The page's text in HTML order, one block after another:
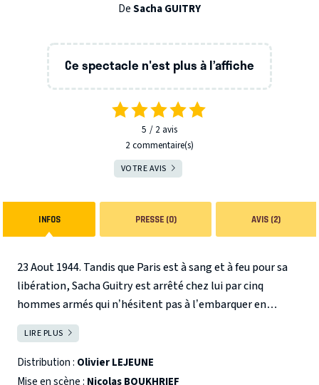
DeSacha GUITRY
Ce spectacle n'est plus à l’affiche
5 2 avis
2 commentaire(s)
VOTRE AVIS
INFOS PRESSE (0) AVIS (2)
23 Aout 1944. Tandis que Paris est à sang et à feu pour sa
libération, Sacha Guitry est arrêté chez lui par cinq
hommes armés qui n’hésitent pas à l’embarquer en
pyjama. Accusé de collaboration par la rumeur publique,
Sacha va être incarcéré deux mois dans des geôles
sordides, sans jamais pouvoir se défendre ni plaider son
innocence. S’ensuit une descente aux enfers - car plusieurs
LIRE PLUS
Distribution : Olivier LEJEUNE
Mise en scène : Nicolas BOUKHRIEF